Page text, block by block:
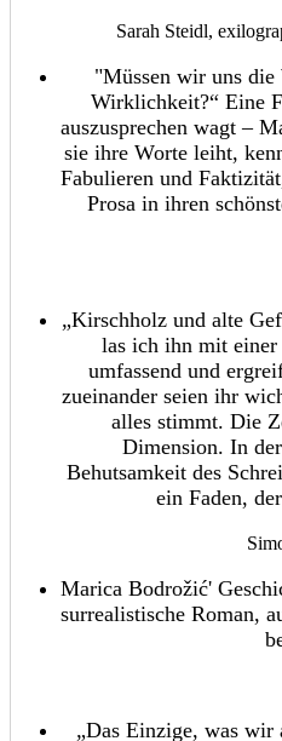
Sarah Steidl,
"Müssen wir uns
Wirklichkeit?“ Eine
auszusprechen wagt –
sie ihre Worte leiht,
Fabulieren und
Prosa in ihren
„Kirschholz und alte
las ich ihn mit einer
umfassend und
zueinander seien ihr
alles stimmt. Die
Dimension. In
Behutsamkeit des
ein Faden,
Marica Bodrožić'
surrealistische Roman,
„Das Einzige, was wir